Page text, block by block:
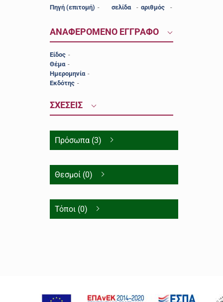
Πηγή (επιτομή) - σελίδα - αριθμός -
ΑΝΑΦΕΡΟΜΕΝΟ ΕΓΓΡΑΦΟ
Είδος -
Θέμα -
Ημερομηνία -
Εκδότης -
ΣΧΕΣΕΙΣ
Πρόσωπα (3)
Θεσμοί (0)
Τόποι (0)